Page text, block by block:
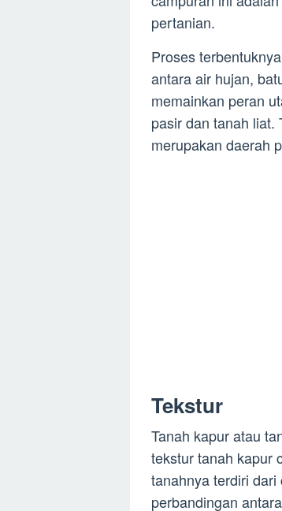
pertanian.
Proses
antara air hujan,
memainkan peran
pasir dan tanah liat.
merupakan daerah
Tekstur
Tanah kapur atau
tekstur tanah kapur
tanahnya terdiri
perbandingan